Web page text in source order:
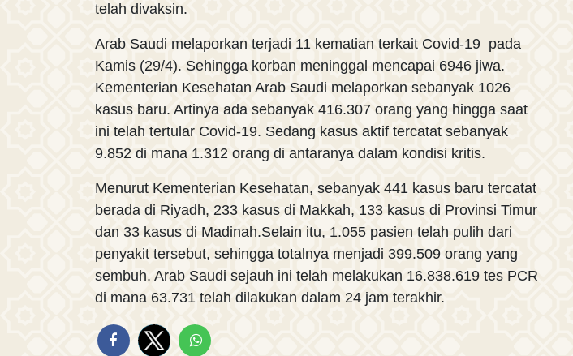
telah divaksin.
Arab Saudi melaporkan terjadi 11 kematian terkait Covid-19 pada
Kamis (29/4). Sehingga korban meninggal mencapai 6946 jiwa.
Kementerian Kesehatan Arab Saudi melaporkan sebanyak 1026
kasus baru. Artinya ada sebanyak 416.307 orang yang hingga saat
ini telah tertular Covid-19. Sedang kasus aktif tercatat sebanyak
9.852 di mana 1.312 orang di antaranya dalam kondisi kritis.
Menurut Kementerian Kesehatan, sebanyak 441 kasus baru tercatat
berada di Riyadh, 233 kasus di Makkah, 133 kasus di Provinsi Timur
dan 33 kasus di Madinah.Selain itu, 1.055 pasien telah pulih dari
penyakit tersebut, sehingga totalnya menjadi 399.509 orang yang
sembuh. Arab Saudi sejauh ini telah melakukan 16.838.619 tes PCR
di mana 63.731 telah dilakukan dalam 24 jam terakhir.